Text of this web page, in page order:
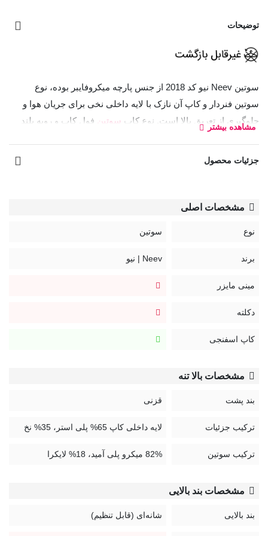
توضیحات
سوتین Neev نیو کد 2018 از جنس پارچه میکروفایبر بوده، نوع
سوتین فنردار و کاپ آن نازک با لایه داخلی نخی برای جریان هوا و
جلوگیری از تعریق بالا است. نوع کاپ سوتین فول کاپ و رویه بلند
آن‌ها افتاده نیست و حالتی پر و گرد دارد.
رویه بلند کاپ سوتین کامل پر نمی‌شود.
معادل انگلیسی نام رنگ‌ها:
صورتی روشن: Star Fish
کرم: Cream
پلنگی: Leopard
سفید: White
رنگ بدن: Nude
سرمه‌ای: Mavi
سرخابی: Emma
مشکی گلدار: Zinnia
سبز نعنایی : Lint
مشاهده بیشتر
جزئیات محصول
مشخصات اصلی
نوع سوتین
برند Neev | نیو
مینی مایزر
دکلته
کاپ اسفنجی
مشخصات بالا تنه
بند پشت قزنی
ترکیب جزئیات لایه داخلی کاپ 65% پلی استر، 35% نخ
ترکیب سوتین 82% میکرو پلی آمید، 18% لایکرا
مشخصات بند بالایی
بند بالایی شانه‌ای (قابل تنظیم)